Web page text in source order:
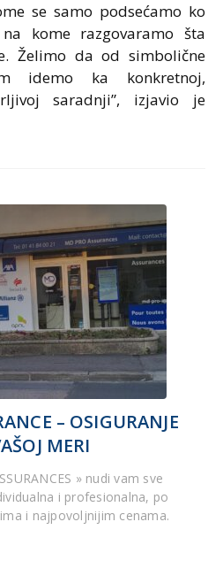
se samo podsećamo ko
kome razgovaramo šta
Želimo da od simbolične
idemo ka konkretnoj,
saradnji”, izjavio je
– OSIGURANJE
MERI
» nudi vam sve
i profesionalna, po
i najpovoljnijim cenama.